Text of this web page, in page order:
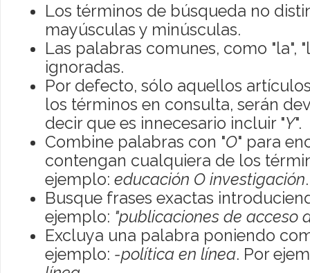
Los términos de búsqueda no
mayúsculas y minúsculas.
Las palabras comunes, como "la",
ignoradas.
Por defecto, sólo aquellos
los términos en consulta, serán
decir que es innecesario incluir "Y".
Combine palabras con "O" para
contengan cualquiera de los
ejemplo: educación O investigación.
Busque frases exactas
ejemplo: "publicaciones de acceso
Excluya una palabra poniendo
ejemplo: -política en línea. Por